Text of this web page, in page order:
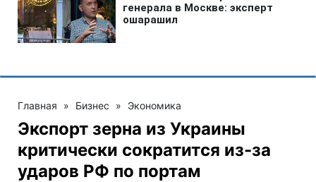
Главная » Бизнес » Экономика
Экспорт зерна из Украины
критически сократится из-за
ударов РФ по портам